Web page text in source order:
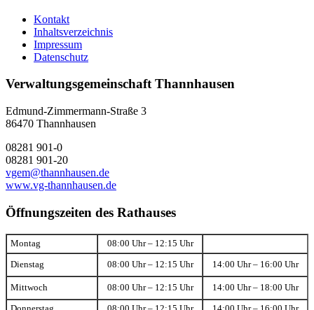
Kontakt
Inhaltsverzeichnis
Impressum
Datenschutz
Verwaltungsgemeinschaft Thannhausen
Edmund-Zimmermann-Straße 3
86470 Thannhausen
08281 901-0
08281 901-20
vgem@thannhausen.de
www.vg-thannhausen.de
Öffnungszeiten des Rathauses
Montag 08:00 Uhr – 12:15 Uhr
Dienstag 08:00 Uhr – 12:15 Uhr 14:00 Uhr – 16:00 Uhr
Mittwoch 08:00 Uhr – 12:15 Uhr 14:00 Uhr – 18:00 Uhr